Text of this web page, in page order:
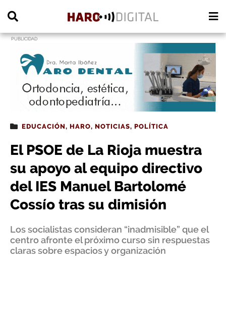
PUBLICIDAD
EDUCACIÓN, HARO, NOTICIAS, POLÍTICA
El PSOE de La Rioja muestra
su apoyo al equipo directivo
del IES Manuel Bartolomé
Cossío tras su dimisión
Los socialistas consideran “inadmisible” que el
centro afronte el próximo curso sin respuestas
claras sobre espacios y organización